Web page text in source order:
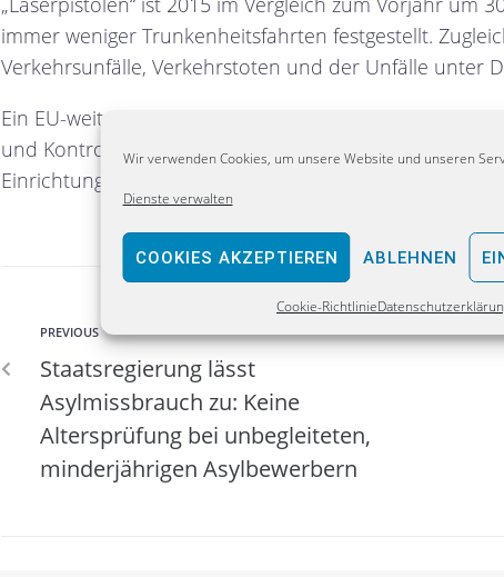
Wir verwenden Cookies, um unsere Website und unseren
Dienste verwalten
COOKIES AKZEPTIEREN ABLEHNEN
Cookie-Richtlinie
immer weniger Trunkenheitsfahrten festgestellt.
Verkehrsunfälle, Verkehrstoten und der Unfälle unter
Ein EU-weiter Aktionstag hilft dagegen überhaupt
und Kontrollen an Unfallschwerpunkten sowie vor
Einrichtungen.“
PREVIOUS
Staatsregierung lässt
Asylmissbrauch zu: Keine
Altersprüfung bei unbegleiteten,
minderjährigen Asylbewerbern